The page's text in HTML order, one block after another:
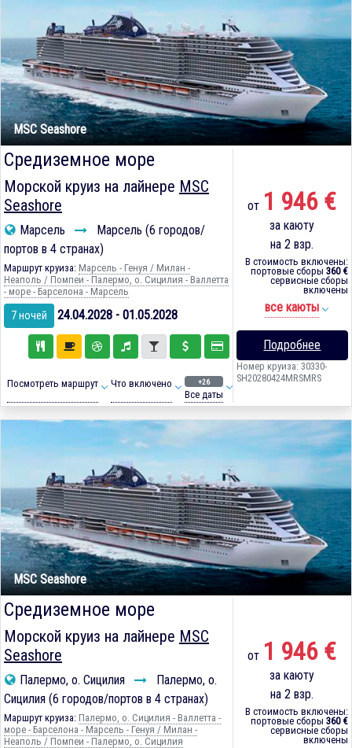
MSC Seashore
Средиземное море
Морской круиз на лайнере MSC
Seashore
Марсель
Марсель (6 городов/
портов в 4 странах)
Маршрут круиза: Марсель - Генуя / Милан -
Неаполь / Помпеи - Палермо, о. Сицилия - Валлетта
- море - Барселона - Марсель
7 ночей 24.04.2028 - 01.05.2028
Посмотреть маршрут Что включено +26
Все даты
от 1 946 €
за каюту
на 2 взр.
В стоимость включены:
портовые сборы 360 €
сервисные сборы
включены
все каюты
Подробнее
Номер круиза: 30330-
SH20280424MRSMRS
MSC Seashore
Средиземное море
Морской круиз на лайнере MSC
Seashore
Палермо, о. Сицилия
Палермо, о.
Сицилия (6 городов/портов в 4 странах)
Маршрут круиза: Палермо, о. Сицилия - Валлетта -
море - Барселона - Марсель - Генуя / Милан -
Неаполь / Помпеи - Палермо, о. Сицилия
от 1 946 €
за каюту
на 2 взр.
В стоимость включены:
портовые сборы 360 €
сервисные сборы
включены